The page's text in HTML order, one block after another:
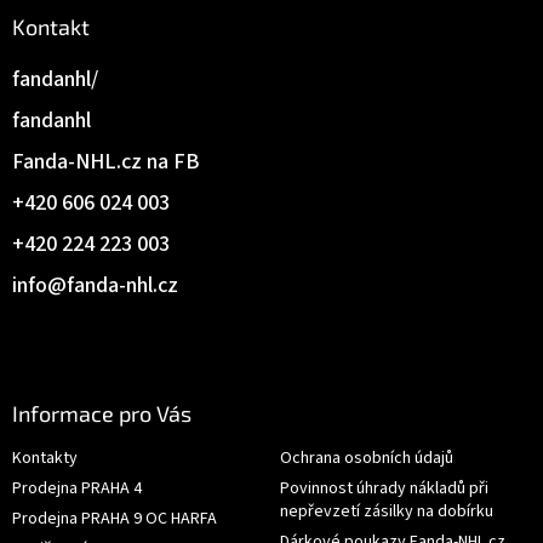
Kontakt
info@fanda-nhl.cz
+420 224 223 003
+420 606 024 003
Fanda-NHL.cz na FB
fandanhl
fandanhl/
Informace pro Vás
Kontakty
Prodejna PRAHA 4
Prodejna PRAHA 9 OC HARFA
Ochrana osobních údajů
Povinnost úhrady nákladů při
nepřevzetí zásilky na dobírku